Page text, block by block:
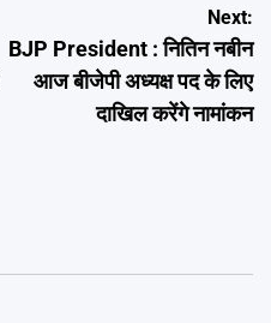
Next:
BJP President : नितिन नबीन
आज बीजेपी अध्यक्ष पद के लिए
दाखिल करेंगे नामांकन